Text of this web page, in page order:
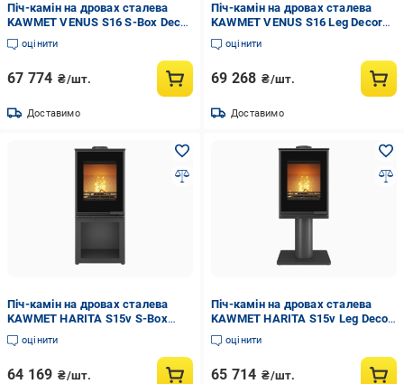
Піч-камін на дровах сталева
KAWMET VENUS S16 S-Box Decor
9,5 кВт (WS16-SBox-Decor)
оцінити
67 774 ₴/шт.
Доставимо
Піч-камін на дровах сталева
KAWMET VENUS S16 Leg Decor
9,5 кВт (WS16-Leg-Decor)
оцінити
69 268 ₴/шт.
Доставимо
Піч-камін на дровах сталева
KAWMET HARITA S15v S-Box
Decor 5,7 кВт (WS15v-SBox-
Decor)
оцінити
64 169 ₴/шт.
Піч-камін на дровах сталева
KAWMET HARITA S15v Leg Decor
5,7 кВт (WS15v-Leg-Decor)
оцінити
65 714 ₴/шт.